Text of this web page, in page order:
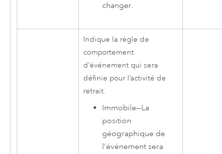
changer.
Indique la règle de
comportement
d’événement qui sera
définie pour l’activité de
retrait.
Immobile—La
position
géographique de
l’événement sera